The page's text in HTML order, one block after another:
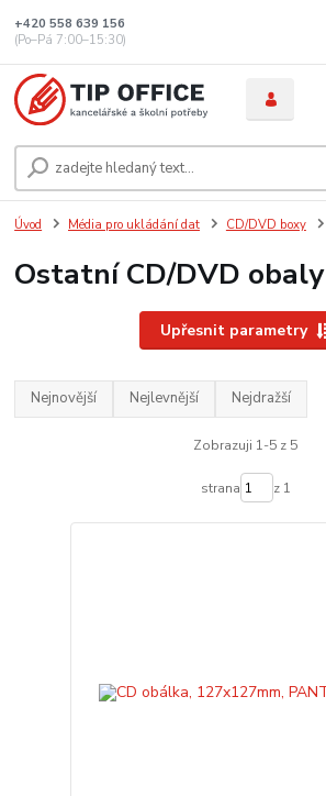
+420 558 639 156
(Po–Pá 7:00–15:30)
Úvod Média pro ukládání dat CD/DVD boxy
Ostatní CD/DVD obaly
Upřesnit parametry
Nejnovější Nejlevnější Nejdražší
Zobrazuji 1-5 z 5
strana z 1